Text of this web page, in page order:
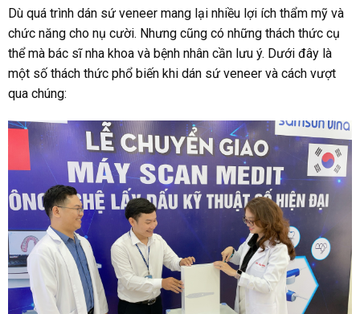
Dù quá trình dán sứ veneer mang lại nhiều lợi ích thẩm mỹ và
chức năng cho nụ cười. Nhưng cũng có những thách thức cụ
thể mà bác sĩ nha khoa và bệnh nhân cần lưu ý. Dưới đây là
một số thách thức phổ biến khi dán sứ veneer và cách vượt
qua chúng: